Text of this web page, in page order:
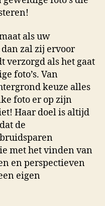
als uw
zal zij ervoor
verzorgd als het gaat
foto’s. Van
keuze alles
foto er op zijn
Haar doel is altijd
de
met het vinden van
en perspectieven
eigen